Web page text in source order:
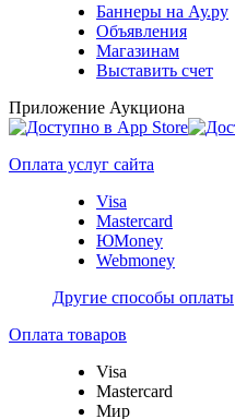
Баннеры на Ау.ру
Объявления
Магазинам
Выставить счет
Приложение Аукциона
Оплата услуг сайта
Visa
Mastercard
ЮMoney
Webmoney
Другие способы оплаты
Оплата товаров
Visa
Mastercard
Мир